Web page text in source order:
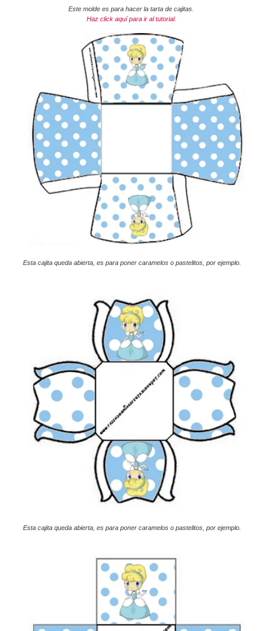
Este molde es para hacer la tarta de cajitas.
Haz click aquí para ir al tutorial.
Esta cajita queda abierta, es para poner caramelos o pastelitos, por ejemplo.
Esta cajita queda abierta, es para poner caramelos o pastelitos, por ejemplo.